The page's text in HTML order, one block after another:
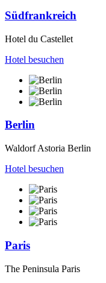
Südfrankreich
Hotel du Castellet
Hotel besuchen
Berlin
Waldorf Astoria Berlin
Hotel besuchen
Paris
The Peninsula Paris